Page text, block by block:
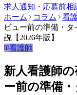
求人通知・応募前相
ホーム
コラム 看
ビュー前の準備・
説【2026年版】
看護師
新人看護師
ー前の準備